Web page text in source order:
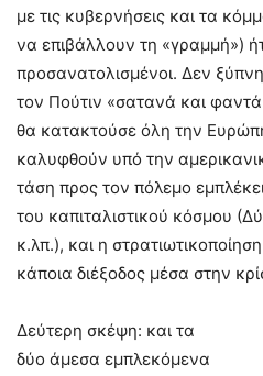
με τις κυβερνήσεις και τα
να επιβάλλουν τη «γραμμή»)
προσανατολισμένοι. Δεν
τον Πούτιν «σατανά και
θα κατακτούσε όλη την
καλυφθούν υπό την
τάση προς τον πόλεμο
του καπιταλιστικού κόσμου
κ.λπ.), και η
κάποια διέξοδος μέσα στην
Δεύτερη σκέψη: και τα
δύο άμεσα εμπλεκόμενα